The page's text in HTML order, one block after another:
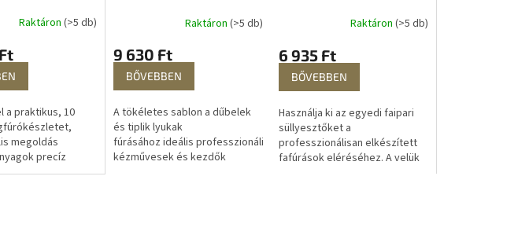
Raktáron (>5 db)
a praktikus, 10
megoldás
precíz
kerámiától a fémig
ez a készlet
Raktáron(>5 db)
9 630 Ft
BŐVEBBEN
A tökéletes sablon a dűbelek
és tiplik lyukak
fúrásához ideális professzionális
kézművesek és kezdők
Raktáron (>5 db)
6 935 Ft
BŐVEBBEN
Használja ki az egyedi faipari
süllyesztőket a
professzionálisan elkészített
fafúrások eléréséhez. A velük